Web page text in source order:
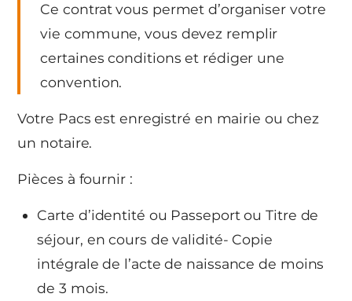
Ce contrat vous permet d’organiser votre
vie commune, vous devez remplir
certaines conditions et rédiger une
convention.
Votre Pacs est enregistré en mairie ou chez
un notaire.
Pièces à fournir :
Carte d’identité ou Passeport ou Titre de
séjour, en cours de validité- Copie
intégrale de l’acte de naissance de moins
de 3 mois.